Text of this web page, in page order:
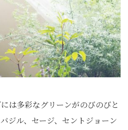
は多彩なグリーンがのびのびと
ジル、セージ、セントジョーン